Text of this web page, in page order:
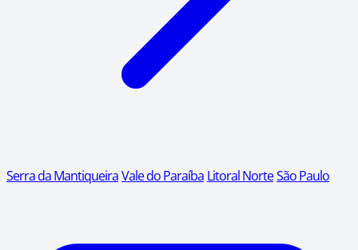
Serra da MantiqueiraVale do Paraíba Litoral NorteSão Paulo